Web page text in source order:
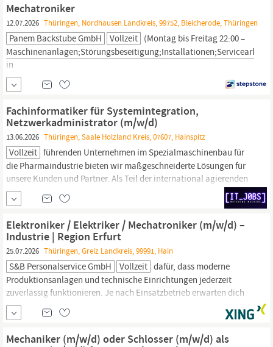
Mechatroniker
12.07.2026 Thüringen, Nordhausen Landkreis, 99752, Bleicherode, Thüringen
Panem Backstube GmbH Vollzeit (Montag bis Freitag 22:00 –
in
Schichten;Fehlerdiagnose;
Handwerk | Fahrzeuge, Feste Anstellung, Mit Berufserfahrung,...
Fachinformatiker für Systemintegration,
Netzwerkadministrator (m/w/d)
13.06.2026 Thüringen, Saale Holzland Kreis, 07607, Hainspitz
Vollzeit führenden Unternehmen im Spezialmaschinenbau für
die Pharmaindustrie bieten wir maßgeschneiderte Lösungen für
unsere Kunden und Partner. Als Teil der international agierenden
Dec-Gruppe sind wir auf die Herstellung von
und
Anlagen für Flüssigkeiten spezialisiert und bedienen sowohl den
nationalen als auch den internationalen Markt.
Elektroniker / Elektriker / Mechatroniker (m/w/d) –
Industrie | Region Erfurt
25.07.2026 Thüringen, Greiz Landkreis, 99991, Hain
S&B Personalservice GmbH Vollzeit dafür, dass moderne
Produktionsanlagen und technische Einrichtungen jederzeit
zuverlässig funktionieren. Je nach Einsatzbetrieb erwarten dich
abwechslungsreiche Aufgaben: Wartung, Inspektion und
Instandhaltung moderner Produktionsanlagen Analyse und
Behebung elektrischer Störungen Reparatur und Optimierung
vonMaschinen sowie technischen Anlagen Installation und
Mechaniker (m/w/d) oder Schlosser (m/w/d) als